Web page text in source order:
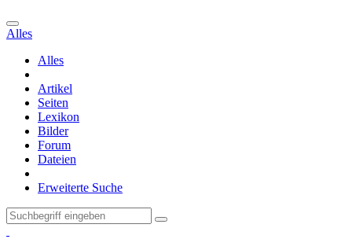
Alles
Alles
Artikel
Seiten
Lexikon
Bilder
Forum
Dateien
Erweiterte Suche